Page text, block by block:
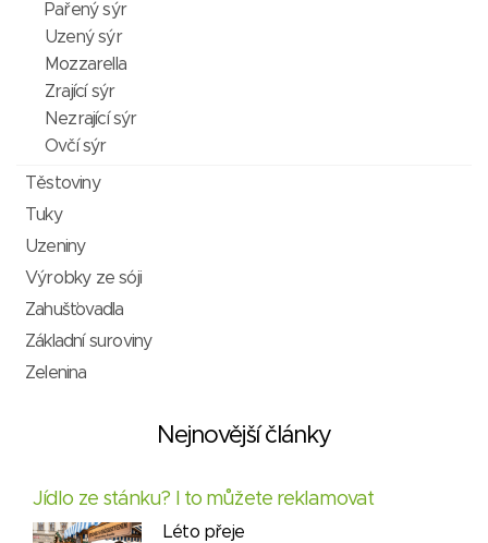
Pařený sýr
Uzený sýr
Mozzarella
Zrající sýr
Nezrající sýr
Ovčí sýr
Těstoviny
Tuky
Uzeniny
Výrobky ze sóji
Zahušťovadla
Základní suroviny
Zelenina
Nejnovější články
Jídlo ze stánku? I to můžete reklamovat
Léto přeje